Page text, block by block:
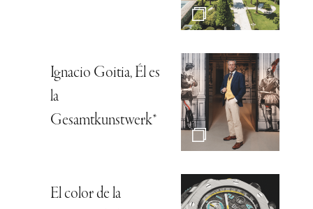
Ignacio Goitia, Él es
la
Gesamtkunstwerk*
El color de la